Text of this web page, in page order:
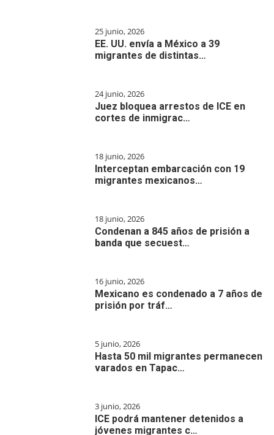
25 junio, 2026
EE. UU. envía a México a 39
migrantes de distintas…
24 junio, 2026
Juez bloquea arrestos de ICE en
cortes de inmigrac…
18 junio, 2026
Interceptan embarcación con 19
migrantes mexicanos…
18 junio, 2026
Condenan a 845 años de prisión a
banda que secuest…
16 junio, 2026
Mexicano es condenado a 7 años de
prisión por tráf…
5 junio, 2026
Hasta 50 mil migrantes permanecen
varados en Tapac…
3 junio, 2026
ICE podrá mantener detenidos a
jóvenes migrantes c…